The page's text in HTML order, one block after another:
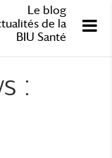
Le blog
de la
BIU Santé
: